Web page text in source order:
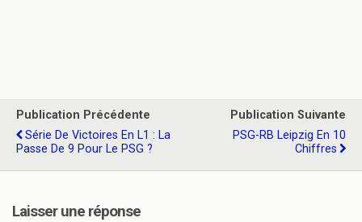
Publication Précédente
Série De Victoires En L1 : La
Passe De 9 Pour Le PSG ?
Publication Suivante
PSG-RB Leipzig En 10
Chiffres
Laisser une réponse